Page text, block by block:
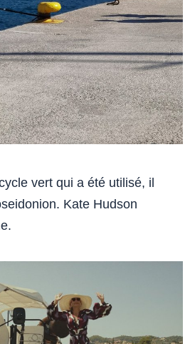
vert qui a été utilisé, il
Kate Hudson